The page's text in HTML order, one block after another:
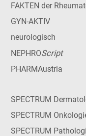
FAKTEN der
GYN-AKTIV
neurologisch
NEPHROScript
PHARMAustria
SPECTRUM
SPECTRUM
SPECTRUM